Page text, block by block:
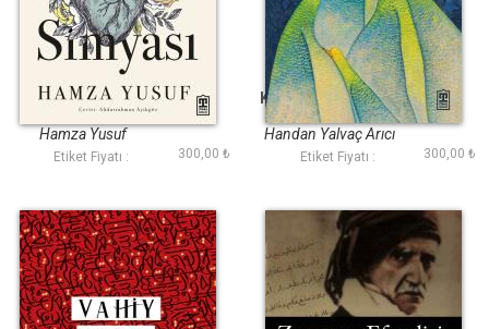
Kalbin Simyası
Hamza Yusuf
Etiket Fiyatı : 300,00 ₺
Kur an da Pişmanlık
Psikolojisi
Handan Yalvaç Arıcı
Etiket Fiyatı : 300,00 ₺